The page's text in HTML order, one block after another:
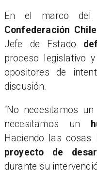
En el marco del
Confederación
Jefe de Estado
proceso legislativo
opositores de
discusión.
“No necesitamos un
necesitamos un
Haciendo las cosas
proyecto de
durante su